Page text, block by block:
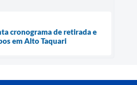
cronograma de retirada e
em Alto Taquari